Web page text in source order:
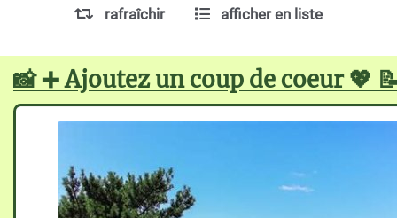
rafraîchir afficher en liste
📸 ➕ Ajoutez un coup de coeur 💖